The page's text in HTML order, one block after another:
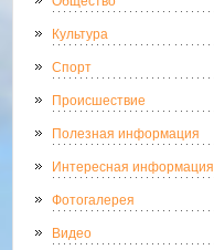
Культура
Спорт
Происшествие
Полезная информация
Интересная информация
Фотогалерея
Видео